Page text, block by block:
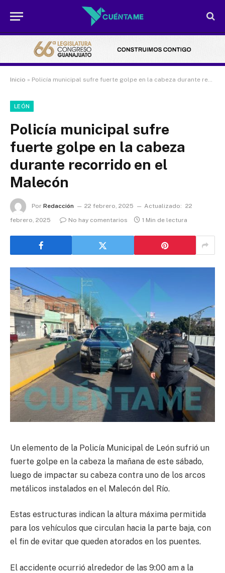
Inicio » Policía municipal sufre fuerte golpe en la cabeza durante recorrido en el Malecón
LEÓN
Policía municipal sufre
fuerte golpe en la cabeza
durante recorrido en el
Malecón
Por Redacción 22 febrero, 2025 Actualizado: 22
febrero, 2025
No hay comentarios 1 Min de lectura
Un elemento de la Policía Municipal de León sufrió un
fuerte golpe en la cabeza la mañana de este sábado,
luego de impactar su cabeza contra uno de los arcos
metálicos instalados en el Malecón del Río.
Estas estructuras indican la altura máxima permitida
para los vehículos que circulan hacia la parte baja, con
el fin de evitar que queden atorados en los puentes.
El accidente ocurrió alrededor de las 9:00 am a la